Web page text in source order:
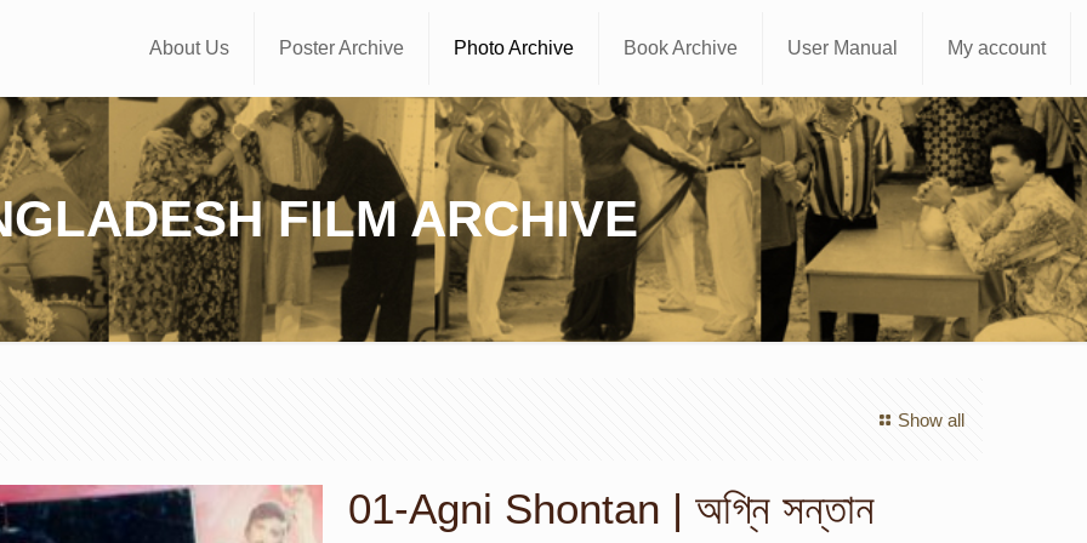
About Us Poster Archive Photo Archive Book Archive User Manual My account
FILM ARCHIVE
Show all
01-Agni Shontan | অগ্নি সন্তান